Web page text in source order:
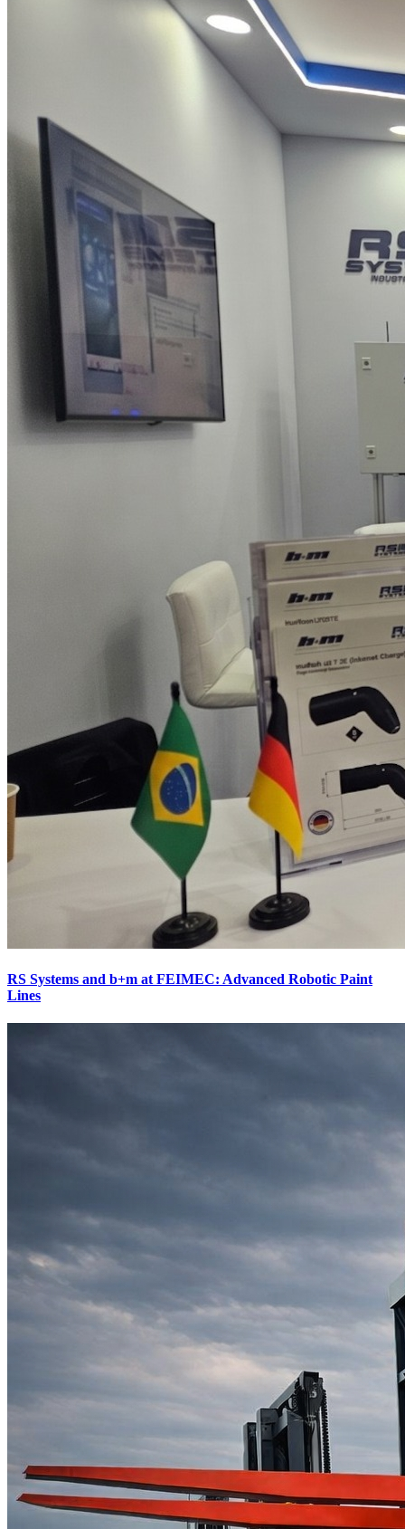
RS Systems and b+m at FEIMEC: Advanced Robotic Paint
Lines